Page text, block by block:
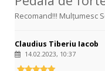
Recomand!!! Mulțumesc
Claudius Tiberiu Iacob
14.02.2023, 10:37